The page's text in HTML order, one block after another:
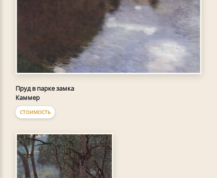
Пруд в парке замка
Каммер
СТОИМОСТЬ